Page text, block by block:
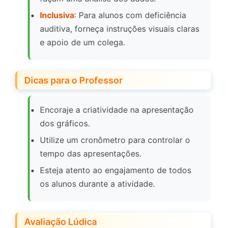
Inclusiva: Para alunos com deficiência
auditiva, forneça instruções visuais claras
e apoio de um colega.
Dicas para o Professor
Encoraje a criatividade na apresentação
dos gráficos.
Utilize um cronômetro para controlar o
tempo das apresentações.
Esteja atento ao engajamento de todos
os alunos durante a atividade.
Avaliação Lúdica